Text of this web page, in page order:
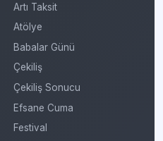
Artı Taksit
Atölye
Babalar Günü
Çekiliş
Çekiliş Sonucu
Efsane Cuma
Festival